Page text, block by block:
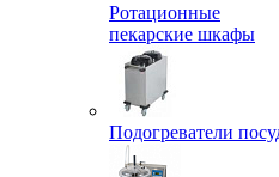
Ротационные
пекарские шкафы
Подогреватели